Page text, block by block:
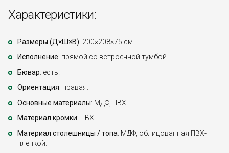
Характеристики:
Размеры (Д×Ш×В): 200×208×75 см.
Исполнение: прямой со встроенной тумбой.
Бювар: есть.
Ориентация: правая.
Основные материалы: МДФ, ПВХ.
Материал кромки: ПВХ.
Материал столешницы / топа: МДФ, облицованная ПВХ-
пленкой.